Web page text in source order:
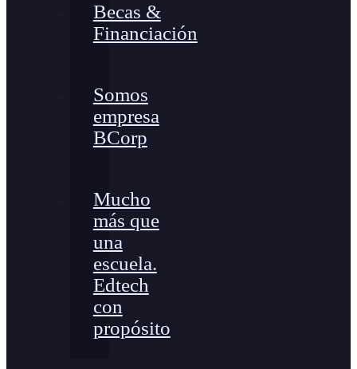
Becas &
Financiación
Somos
empresa
BCorp
Mucho
más que
una
escuela.
Edtech
con
propósito